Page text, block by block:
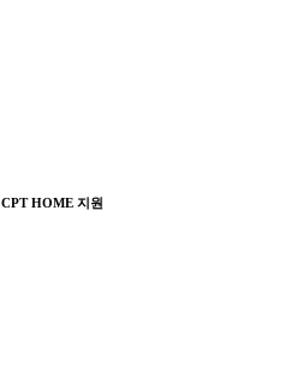
HOME 지원